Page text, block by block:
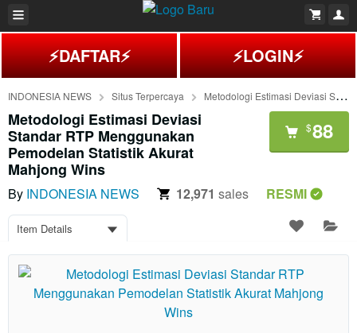
⚡DAFTAR⚡ ⚡LOGIN⚡
INDONESIA NEWS Situs Terpercaya Metodologi Estimasi Deviasi Standar RTP Menggunakan Pemodelan Statistik Akurat Mahjong Wins
Metodologi Estimasi Deviasi
Standar RTP Menggunakan
Pemodelan Statistik Akurat
Mahjong Wins
$88
By INDONESIA NEWS 12,971 sales RESMI
Item Details